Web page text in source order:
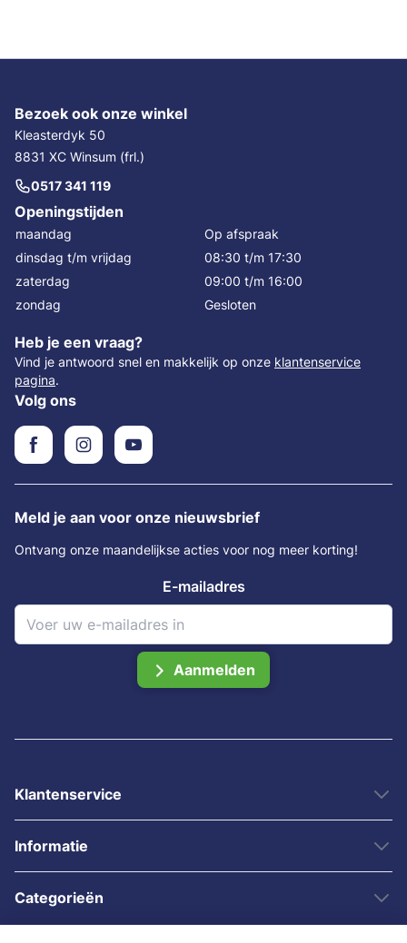
Bezoek ook onze winkel
Kleasterdyk 50
8831 XC Winsum (frl.)
0517 341 119
Openingstijden
maandag
Op afspraak
dinsdag t/m vrijdag
08:30 t/m 17:30
zaterdag
09:00 t/m 16:00
zondag
Gesloten
Heb je een vraag?
Vind je antwoord snel en makkelijk op onze klantenservice
pagina.
Volg ons
Meld je aan voor onze nieuwsbrief
Ontvang onze maandelijkse acties voor nog meer korting!
E-mailadres
Aanmelden
Klantenservice
Informatie
Categorieën